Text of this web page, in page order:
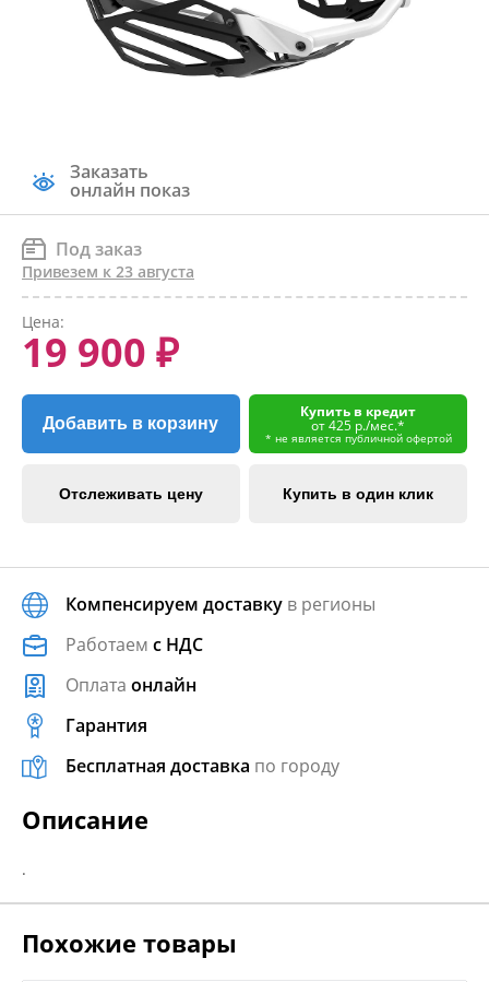
Заказать
онлайн показ
Под заказ
Привезем к 23 августа
Цена:
19 900 ₽
Добавить в корзину
Купить в кредит
от 425 р./мес.*
* не является публичной офертой
Отслеживать цену Купить в один клик
Компенсируем доставку в регионы
Работаем с НДС
Оплата онлайн
Гарантия
Бесплатная доставка по городу
Описание
.
Похожие товары